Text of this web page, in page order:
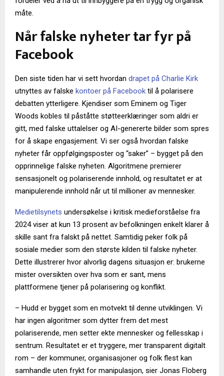
måte.
Når falske nyheter tar fyr på
Facebook
Den siste tiden har vi sett hvordan drapet på Charlie Kirk
utnyttes av falske kontoer på Facebook til å polarisere
debatten ytterligere. Kjendiser som Eminem og Tiger
Woods kobles til påståtte støtteerklæringer som aldri er
gitt, med falske uttalelser og AI-genererte bilder som spres
for å skape engasjement. Vi ser også hvordan falske
nyheter får oppfølgingsposter og “saker” – bygget på den
opprinnelige falske nyheten. Algoritmene premierer
sensasjonelt og polariserende innhold, og resultatet er at
manipulerende innhold når ut til millioner av mennesker.
Medietilsynets undersøkelse i kritisk medieforståelse fra
2024 viser at kun 13 prosent av befolkningen enkelt klarer å
skille sant fra falskt på nettet. Samtidig peker folk på
sosiale medier som den største kilden til falske nyheter.
Dette illustrerer hvor alvorlig dagens situasjon er: brukerne
mister oversikten over hva som er sant, mens
plattformene tjener på polarisering og konflikt.
– Hudd er bygget som en motvekt til denne utviklingen. Vi
har ingen algoritmer som dytter frem det mest
polariserende, men setter ekte mennesker og fellesskap i
sentrum. Resultatet er et tryggere, mer transparent digitalt
rom – der kommuner, organisasjoner og folk flest kan
samhandle uten frykt for manipulasjon, sier Jonas Floberg